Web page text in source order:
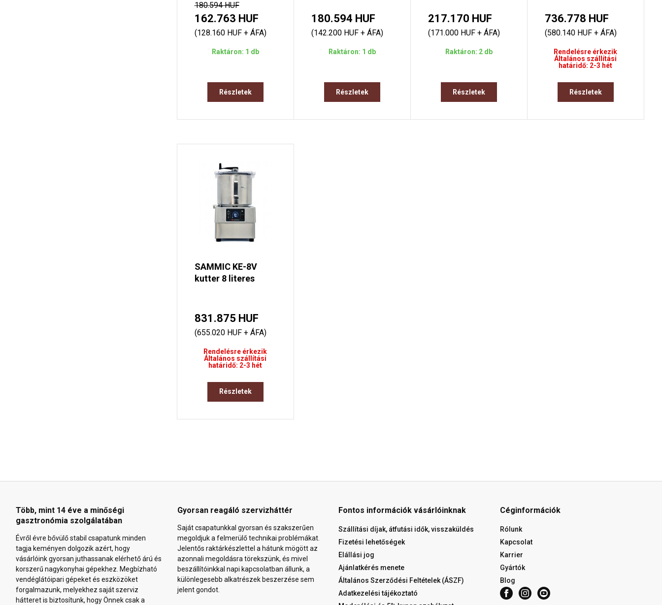
180.594 HUF
162.763 HUF
(128.160 HUF + ÁFA)
Raktáron: 1 db
Részletek
180.594 HUF
(142.200 HUF + ÁFA)
Raktáron: 1 db
Részletek
217.170 HUF
(171.000 HUF + ÁFA)
Raktáron: 2 db
Részletek
736.778 HUF
(580.140 HUF + ÁFA)
Rendelésre érkezik
Általános szállítási
határidő: 2-3 hét
Részletek
SAMMIC KE-8V
kutter 8 literes
831.875 HUF
(655.020 HUF + ÁFA)
Rendelésre érkezik
Általános szállítási
határidő: 2-3 hét
Részletek
Több, mint 14 éve a minőségi
gasztronómia szolgálatában
Évről évre bővülő stabil csapatunk minden
tagja keményen dolgozik azért, hogy
vásárlóink gyorsan juthassanak elérhető árú és
korszerű nagykonyhai gépekhez. Megbízható
vendéglátóipari gépeket és eszközöket
forgalmazunk, melyekhez saját szerviz
hátteret is biztosítunk, hogy Önnek csak a
Gyorsan reagáló szervizháttér
Saját csapatunkkal gyorsan és szakszerűen
megoldjuk a felmerülő technikai problémákat.
Jelentős raktárkészlettel a hátunk mögött az
azonnali megoldásra törekszünk, és mivel
beszállítóinkkal napi kapcsolatban állunk, a
különlegesebb alkatrészek beszerzése sem
jelent gondot.
Fontos információk vásárlóinknak
Szállítási díjak, átfutási idők, visszaküldés
Fizetési lehetőségek
Elállási jog
Ajánlatkérés menete
Általános Szerződési Feltételek (ÁSZF)
Adatkezelési tájékoztató
Céginformációk
Rólunk
Kapcsolat
Karrier
Gyártók
Blog